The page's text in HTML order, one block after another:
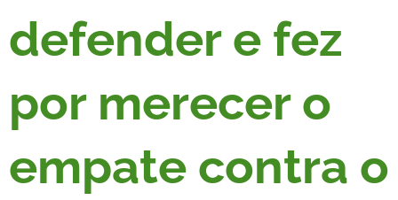
defender e fez
por merecer o
empate contra o